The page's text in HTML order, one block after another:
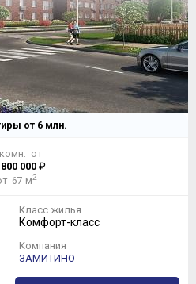
от 6млн.
от
000₽
67 м2
Класс жилья
Комфорт-класс
Компания
ЗАМИТИНО